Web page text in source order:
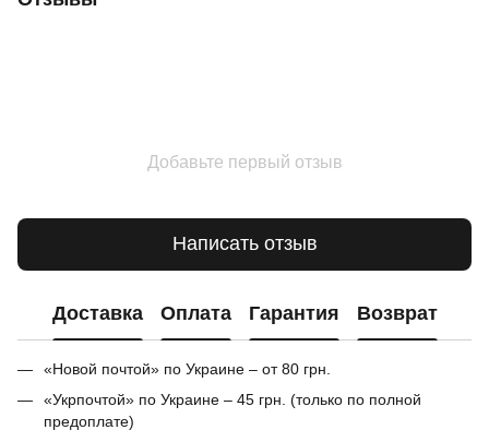
Добавьте первый отзыв
Написать отзыв
Доставка Оплата Гарантия Возврат
«Новой почтой» по Украине – от 80 грн.
«Укрпочтой» по Украине – 45 грн. (только по полной
предоплате)